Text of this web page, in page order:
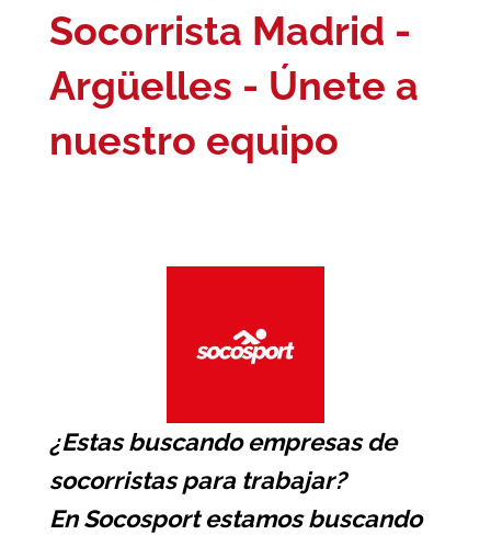
Socorrista Madrid -
Argüelles - Únete a
nuestro equipo
¿Estas buscandoempresas de
socorristaspara trabajar?
En Socosport estamos buscando